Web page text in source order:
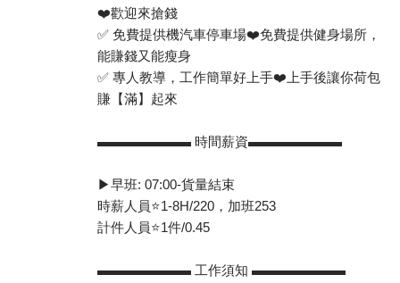
❤️歡迎來搶錢
✅ 免費提供機汽車停車場❤️免費提供健身場所，
能賺錢又能瘦身
✅ 專人教導，工作簡單好上手❤️上手後讓你荷包
賺【滿】起來
▬▬▬▬▬▬▬ 時間薪資▬▬▬▬▬▬▬
▶️早班: 07:00-貨量結束
時薪人員⭐️1-8H/220，加班253
計件人員⭐️1件/0.45
▬▬▬▬▬▬▬ 工作須知 ▬▬▬▬▬▬▬